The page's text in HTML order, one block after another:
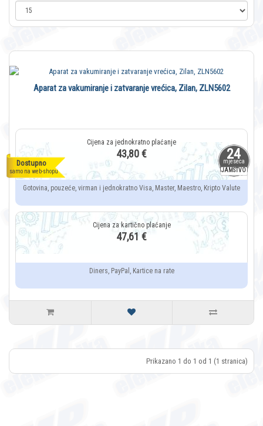
24
mjeseca
JAMSTVO
Dostupno
samo na web-shopu
Aparat za vakumiranje i zatvaranje vrećica, Zilan, ZLN5602
43,80 €
Gotovina, pouzeće, virman i jednokratno Visa, Master, Maestro, Kripto Valute
47,61 €
Diners, PayPal, Kartice na rate
Prikazano 1 do 1 od 1 (1 stranica)